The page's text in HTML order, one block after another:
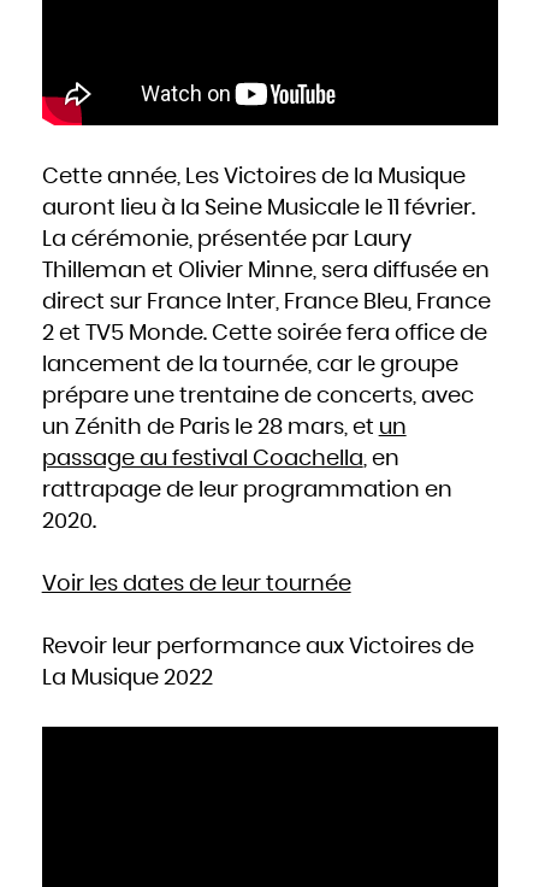
Cette année, Les Victoires de la Musique
auront lieu à la Seine Musicale le 11 février.
La cérémonie, présentée par Laury
Thilleman et Olivier Minne, sera diffusée en
direct sur France Inter, France Bleu, France
2 et TV5 Monde. Cette soirée fera office de
lancement de la tournée, car le groupe
prépare une trentaine de concerts, avec
un Zénith de Paris le 28 mars, et un
passage au festival Coachella, en
rattrapage de leur programmation en
2020.
Voir les dates de leur tournée
Revoir leur performance aux Victoires de
La Musique 2022